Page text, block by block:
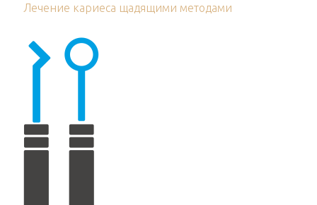
Лечение кариеса щадящими методами